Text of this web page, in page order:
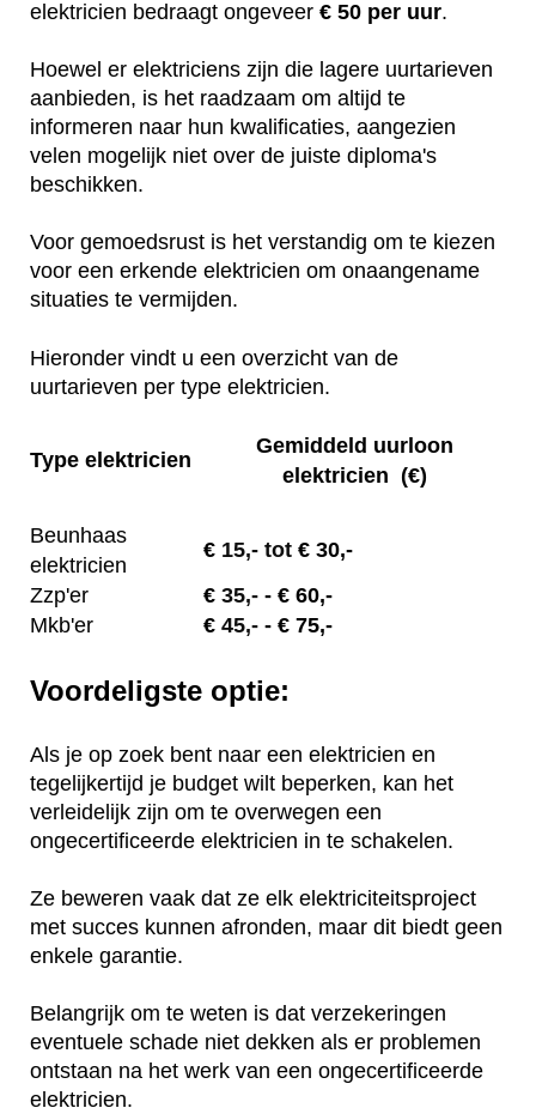
elektricien bedraagt ongeveer € 50 per uur.
Hoewel er elektriciens zijn die lagere uurtarieven
aanbieden, is het raadzaam om altijd te
informeren naar hun kwalificaties, aangezien
velen mogelijk niet over de juiste diploma's
beschikken.
Voor gemoedsrust is het verstandig om te kiezen
voor een erkende elektricien om onaangename
situaties te vermijden.
Hieronder vindt u een overzicht van de
uurtarieven per type elektricien.
Type elektricien
Gemiddeld uurloon
elektricien (€)
Beunhaas
elektricien
€ 15,- tot € 30,-
Zzp'er
€ 35,- - € 60,-
Mkb'er
€ 45,- - € 75,-
Voordeligste optie:
Als je op zoek bent naar een elektricien en
tegelijkertijd je budget wilt beperken, kan het
verleidelijk zijn om te overwegen een
ongecertificeerde elektricien in te schakelen.
Ze beweren vaak dat ze elk elektriciteitsproject
met succes kunnen afronden, maar dit biedt geen
enkele garantie.
Belangrijk om te weten is dat verzekeringen
eventuele schade niet dekken als er problemen
ontstaan na het werk van een ongecertificeerde
elektricien.